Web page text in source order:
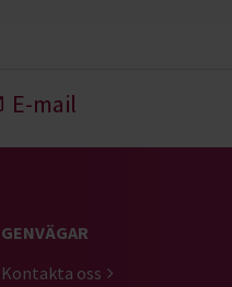
E-mail
GENVÄGAR
Kontakta oss